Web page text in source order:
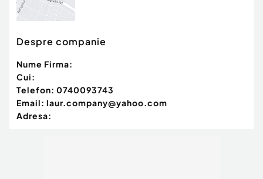
Despre companie
Nume Firma:
Cui:
Telefon: 0740093743
Email: laur.company@yahoo.com
Adresa: